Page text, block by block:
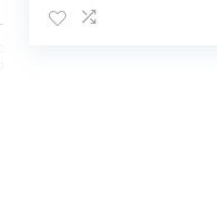
rood/wit, 20 l,